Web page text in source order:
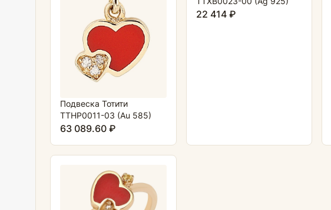
Подвеска Тотити
TTHP0011-03 (Au 585)
63 089.60 ₽
22 414 ₽